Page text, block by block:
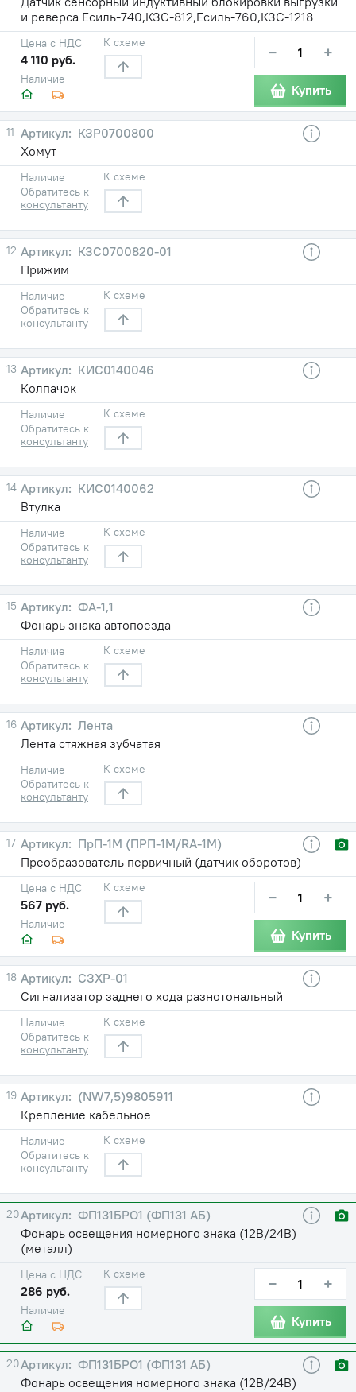
и реверса Есиль-740,КЗС-812,Есиль-760,КЗС-1218
Наличие
Цена с НДС
4 110 руб.
К схеме − +
Купить
11
КЗР0700800
Хомут
Наличие
Обратитесь к
консультанту
К схеме
12
КЗС0700820-01
Прижим
Наличие
Обратитесь к
консультанту
К схеме
13
КИС0140046
Колпачок
Наличие
Обратитесь к
консультанту
К схеме
14
КИС0140062
Втулка
Наличие
Обратитесь к
консультанту
К схеме
15
ФА-1,1
Фонарь знака автопоезда
Наличие
Обратитесь к
консультанту
К схеме
16
Лента
Лента стяжная зубчатая
Наличие
Обратитесь к
консультанту
К схеме
17
ПрП-1М (ПРП-1М/RA-1M)
Преобразователь первичный (датчик оборотов)
Наличие
Цена с НДС
567 руб.
К схеме − +
Купить
18
СЗХР-01
Сигнализатор заднего хода разнотональный
Наличие
Обратитесь к
консультанту
К схеме
19
(NW7,5)9805911
Крепление кабельное
Наличие
Обратитесь к
консультанту
К схеме
20
ФП131БРО1 (ФП131 АБ)
Фонарь освещения номерного знака (12В/24В)
(металл)
Наличие
Цена с НДС
286 руб.
К схеме − +
Купить
20
ФП131БРО1 (ФП131 АБ)
Фонарь освещения номерного знака (12В/24В)